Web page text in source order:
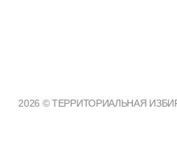
2026 © ТЕРРИТОРИАЛЬНАЯ